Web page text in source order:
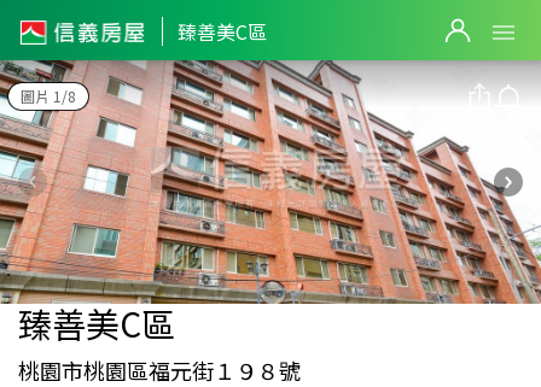
臻善美C區
圖片 1/8
臻善美C區
桃園市桃園區福元街１９８號